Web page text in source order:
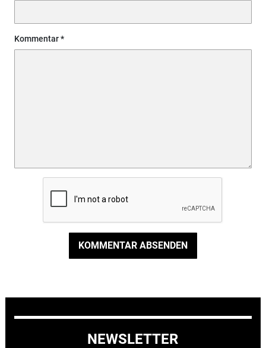
Kommentar
KOMMENTAR ABSENDEN
NEWSLETTER